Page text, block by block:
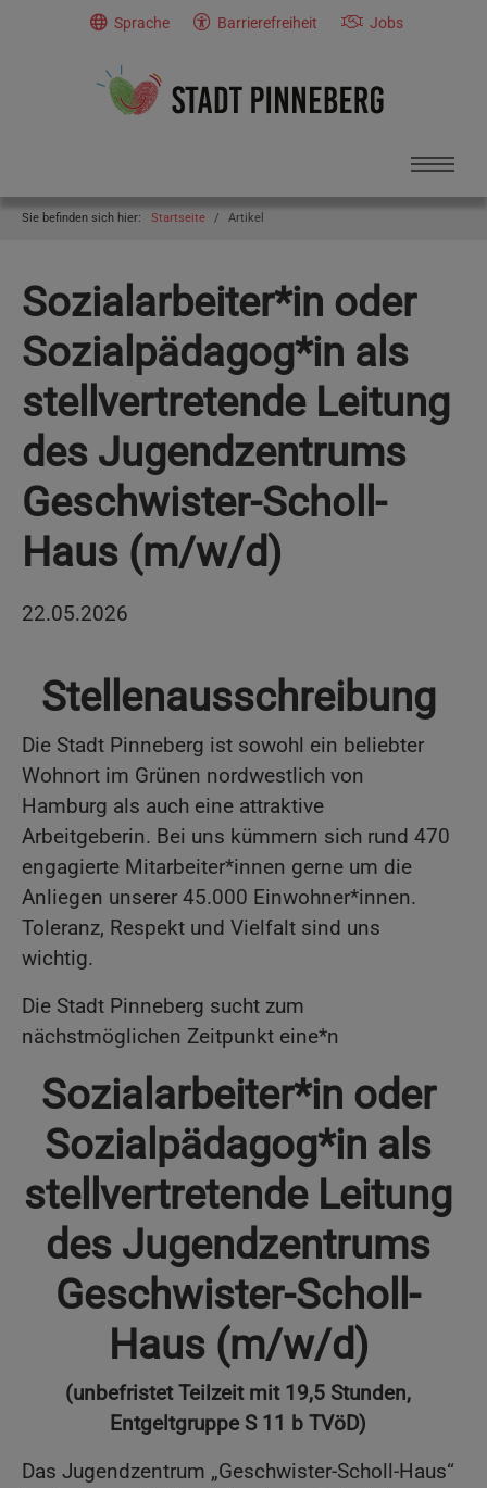
Skip to main navigation
Skip to main content
Skip to page footer
Sprache Barrierefreiheit Jobs
You are here:
Sie befinden sich hier: Startseite Artikel
Sozialarbeiter*in oder
Sozialpädagog*in als
stellvertretende Leitung
des Jugendzentrums
Geschwister-Scholl-
Haus (m/w/d)
22.05.2026
Stellenausschreibung
Die Stadt Pinneberg ist sowohl ein beliebter
Wohnort im Grünen nordwestlich von
Hamburg als auch eine attraktive
Arbeitgeberin. Bei uns kümmern sich rund 470
engagierte Mitarbeiter*innen gerne um die
Anliegen unserer 45.000 Einwohner*innen.
Toleranz, Respekt und Vielfalt sind uns
wichtig.
Die Stadt Pinneberg sucht zum
nächstmöglichen Zeitpunkt eine*n
Sozialarbeiter*in oder
Sozialpädagog*in als
stellvertretende Leitung
des Jugendzentrums
Geschwister-Scholl-
Haus (m/w/d)
(unbefristet Teilzeit mit 19,5 Stunden,
Entgeltgruppe S 11 b TVöD)
Das Jugendzentrum „Geschwister-Scholl-Haus“